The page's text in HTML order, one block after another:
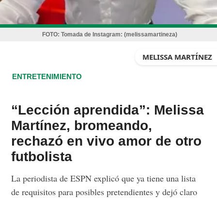
FOTO: Tomada de Instagram: (melissamartineza)
MELISSA MARTÍNEZ
ENTRETENIMIENTO
“Lección aprendida”: Melissa
Martínez, bromeando,
rechazó en vivo amor de otro
futbolista
La periodista de ESPN explicó que ya tiene una lista
de requisitos para posibles pretendientes y dejó claro